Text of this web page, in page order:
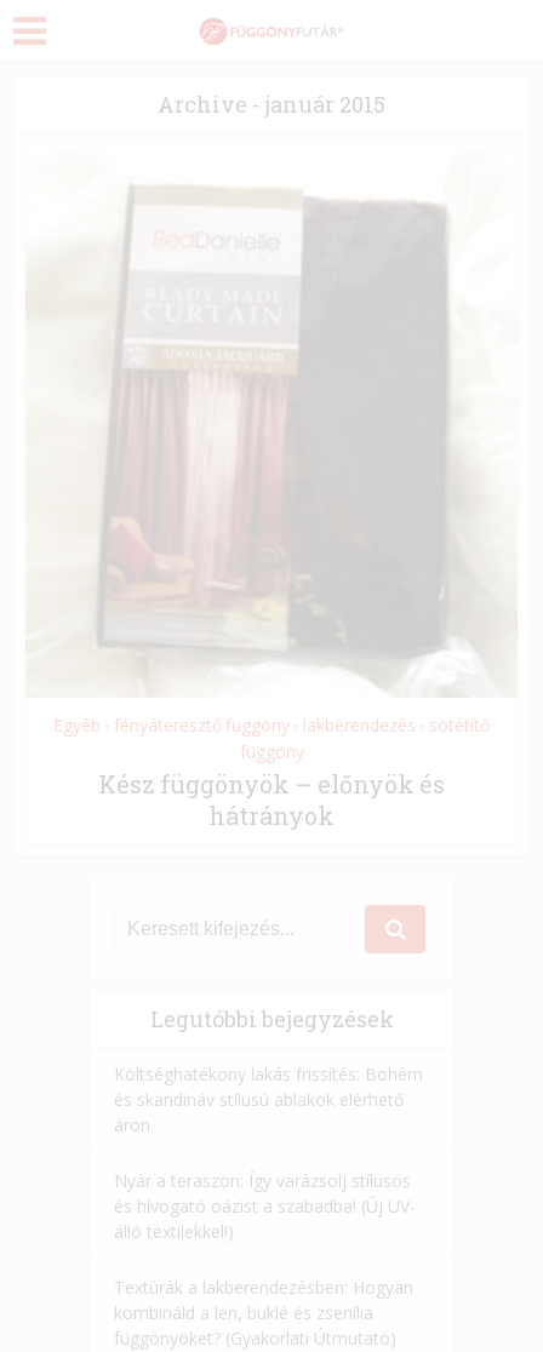
Archive - január 2015
Egyéb fényáteresztő függöny lakberendezés
sötétítő
függöny
Kész függönyök – előnyök és
hátrányok
Legutóbbi bejegyzések
Költséghatékony lakás frissítés: Bohém
és skandináv stílusú ablakok elérhető
áron
Nyár a teraszon: Így varázsolj stílusos
és hívogató oázist a szabadba! (Új UV-
álló textilekkel!)
Textúrák a lakberendezésben: Hogyan
kombináld a len, buklé és zsenília
függönyöket? (Gyakorlati Útmutató)